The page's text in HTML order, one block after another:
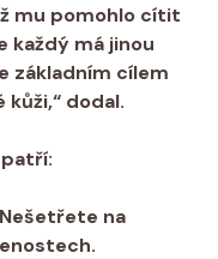
mu pomohlo cítit
každý má jinou
základním cílem
dodal.
Nešetřete na